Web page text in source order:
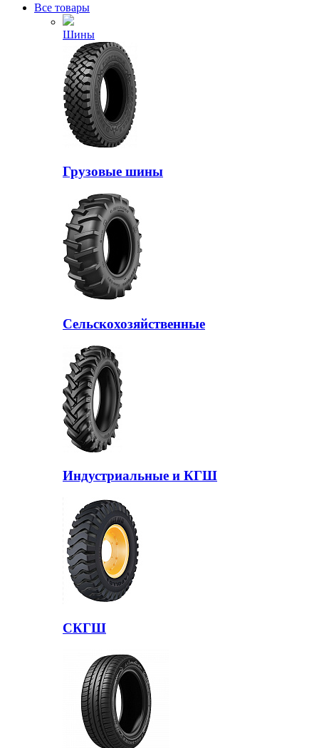
Все товары
Шины
Грузовые шины
Сельскохозяйственные
Индустриальные и КГШ
СКГШ